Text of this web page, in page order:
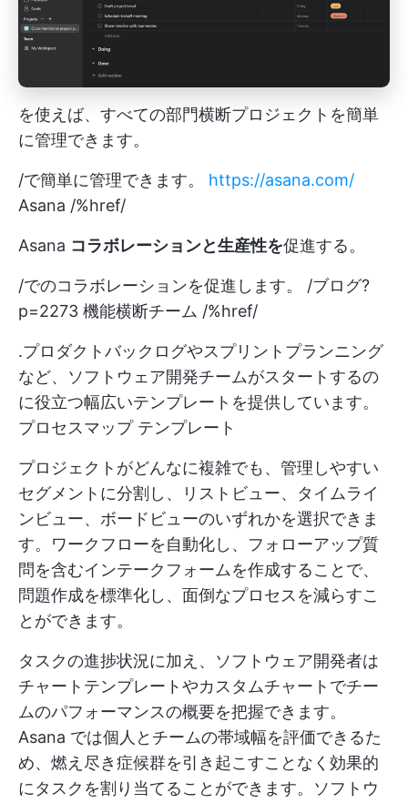
を使えば、すべての部門横断プロジェクトを簡単
に管理できます。
/で簡単に管理できます。 https://asana.com/
Asana /%href/
Asana コラボレーションと生産性を促進する。
/でのコラボレーションを促進します。 /ブログ?
p=2273 機能横断チーム /%href/
.プロダクトバックログやスプリントプランニング
など、ソフトウェア開発チームがスタートするの
に役立つ幅広いテンプレートを提供しています。
プロセスマップテンプレート
プロジェクトがどんなに複雑でも、管理しやすい
セグメントに分割し、リストビュー、タイムライ
ンビュー、ボードビューのいずれかを選択できま
す。ワークフローを自動化し、フォローアップ質
問を含むインテークフォームを作成することで、
問題作成を標準化し、面倒なプロセスを減らすこ
とができます。
タスクの進捗状況に加え、ソフトウェア開発者は
チャートテンプレートやカスタムチャートでチー
ムのパフォーマンスの概要を把握できます。
Asana では個人とチームの帯域幅を評価できるた
め、燃え尽き症候群を引き起こすことなく効果的
にタスクを割り当てることができます。ソフトウ